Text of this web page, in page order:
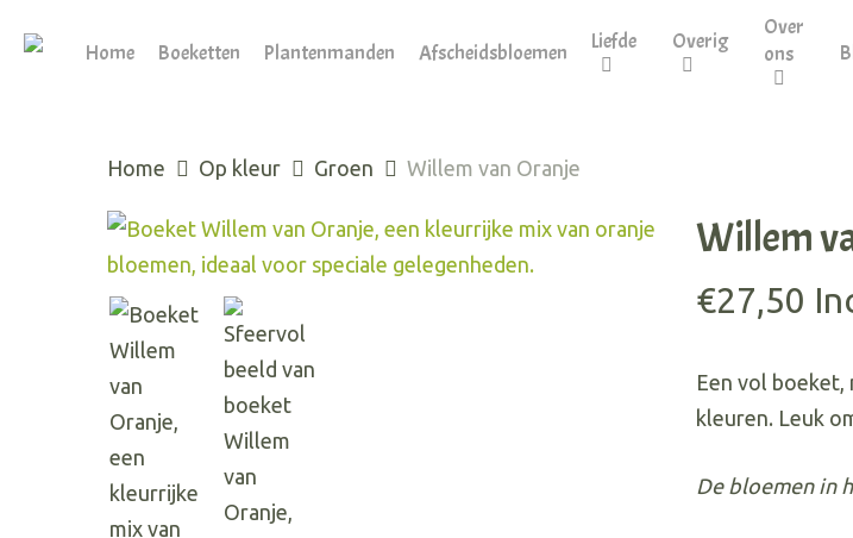
Home Boeketten Plantenmanden Afscheidsbloemen
Liefde Overig
Over
ons
Home Op kleur Groen Willem van Oranje
Willem
€27,50
Een vol boeket,
kleuren. Leuk
De bloemen in